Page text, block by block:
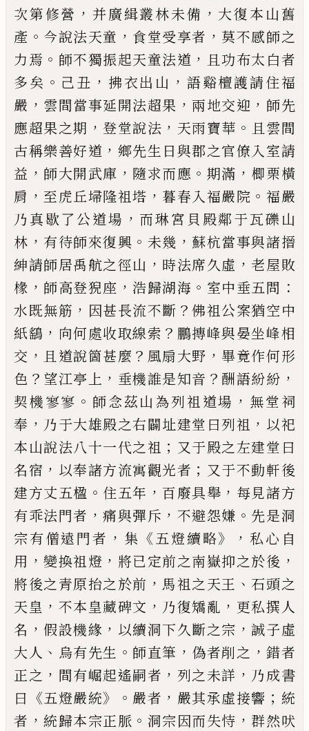
次第修營 ， 并廣緝叢林未備 ， 大復本山舊
產 。 今說法天童 ， 食堂受享者 ， 莫不感師之
力焉 。 師不獨振起天童法道 ， 且功布太白者
多矣 。 己丑 ， 拂衣出山 ， 語谿檀護請住福
嚴 ， 雲間當事延開法超果 ，兩地交迎 ， 師先
應超果之期 ，登堂說法 ， 天雨寶華 。 且雲間
古稱樂善好道 ， 鄉先生日與郡之官僚入室請
益 ， 師大開武庫 ， 隨求而應 。 期滿 ， 楖栗橫
肩 ， 至虎丘埽隆祖塔 ， 暮春入福嚴院 。 福嚴
乃真歇了公道場 ， 而琳宮貝殿鄰于瓦礫山
林 ， 有待師來復興 。 未幾 ， 蘇杭當事與諸搢
紳請師居禹航之徑山 ， 時法席久虛 ， 老屋敗
椽 ， 師高登猊座 ， 浩歸湖海 。 室中垂五問 ：
水既無筋 ， 因甚長流不斷 ？佛祖公案猶空中
紙鷂 ， 向何處收取線索 ？ 鵬摶峰與晏坐峰相
交 ， 且道說箇甚麼 ？ 風扇大野 ， 畢竟作何形
色 ？ 望江亭 上 ， 垂機誰是知音 ？ 酬語紛紛 ，
契機寥寥 。 師念茲山為列祖道場 ， 無堂祠
奉 ， 乃于大雄殿之右闢址建堂曰列祖 ， 以祀
本山說法八十一代之祖 ； 又于殿之左建堂曰
名宿 ， 以奉諸方流寓觀光者 ； 又于不動軒後
建方丈五楹 。 住五年 ， 百廢具舉 ， 每見諸方
有乖法門者 ，痛與彈斥 ， 不避怨嫌 。 先是洞
宗有僧遠門者 ， 集 《五燈續略》， 私心自
用 ，變換祖燈 ， 將已定前之南嶽抑之於後 ，
將後之青原抬之於前 ， 馬祖之天王 、 石頭之
天皇 ， 不本皇藏碑文 ， 乃復矯亂 ， 更私撰人
名 ， 假設機緣 ， 以續洞下久斷之宗 ，誠子虛
大人 、 烏有先生 。 師直筆 ， 偽者削之 ，錯者
正之 ， 間有崛起遙嗣者 ， 列之未詳 ， 乃成書
曰 《五燈嚴統》。 嚴者 ， 嚴其承虛接響 ； 統
者 ， 統歸本宗正脈 。 洞宗因而失恃 ， 群然吠